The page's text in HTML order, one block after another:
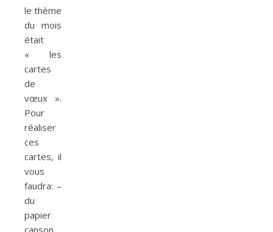
le thème
du mois
était
« les
cartes
de
vœux ».
Pour
réaliser
ces
cartes, il
vous
faudra: –
du
papier
canson